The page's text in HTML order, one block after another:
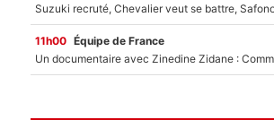
11h00 Équipe de France